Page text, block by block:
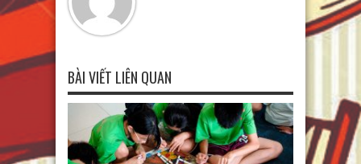
BÀI VIẾT LIÊN QUAN